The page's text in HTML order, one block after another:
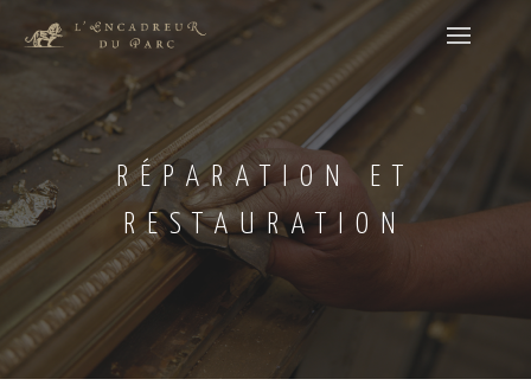
RÉPARATION ET
RESTAURATION